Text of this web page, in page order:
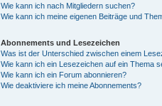
Wie kann ich nach Mitgliedern suchen?
Wie kann ich meine eigenen Beiträge und
Abonnements und Lesezeichen
Was ist der Unterschied zwischen einem
Wie kann ich ein Lesezeichen auf ein Thema
Wie kann ich ein Forum abonnieren?
Wie deaktiviere ich meine Abonnements?